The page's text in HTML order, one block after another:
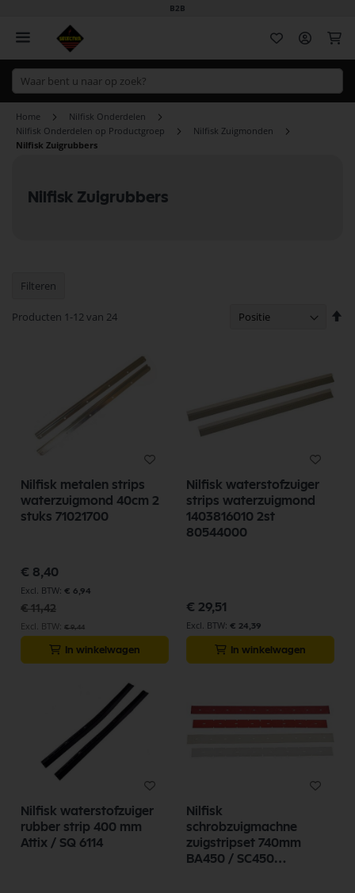
B2B
Home
Nilfisk Onderdelen
Nilfisk Onderdelen op Productgroep
Nilfisk Zuigmonden
Nilfisk Zuigrubbers
Nilfisk Zuigrubbers
Producten 1 -12van 24
Nilfisk metalen strips
waterzuigmond 40cm 2
stuks 71021700
Speciale
prijs
€ 8,40
€ 6,94
€ 11,42
€ 9,44
In winkelwagen
Nilfisk waterstofzuiger
strips waterzuigmond
1403816010 2st
80544000
€ 29,51
€ 24,39
In winkelwagen
Nilfisk waterstofzuiger
rubber strip 400 mm
Attix / SQ 6114
Nilfisk
schrobzuigmachne
zuigstripset 740mm
BA450 / SC450
Filteren